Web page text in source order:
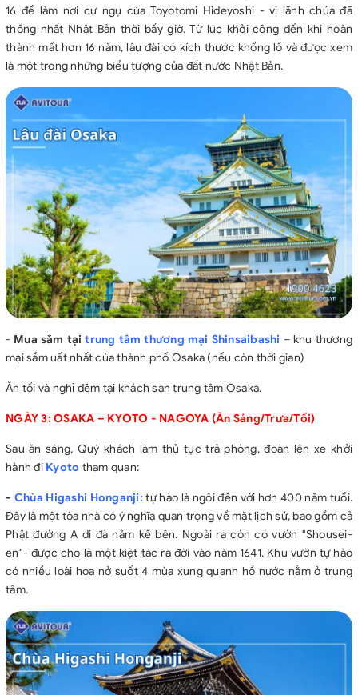
16 để làm nơi cư ngụ của Toyotomi Hideyoshi - vị lãnh chúa đã
thống nhất Nhật Bản thời bấy giờ. Từ lúc khởi công đến khi hoàn
thành mất hơn 16 năm, lâu đài có kích thước khổng lồ và được xem
là một trong những biểu tượng của đất nước Nhật Bản.
- Mua sắm tạitrung tâm thương mại Shinsaibashi – khu thương
mại sầm uất nhất của thành phố Osaka (nếu còn thời gian)
Ăn tối và nghỉ đêm tại khách sạn trung tâm Osaka.
NGÀY 3: OSAKA – KYOTO - NAGOYA (Ăn Sáng/Trưa/Tối)
Sau ăn sáng, Quý khách làm thủ tục trả phòng, đoàn lên xe khởi
hành đi Kyoto tham quan:
- Chùa Higashi Honganji: tự hào là ngôi đền với hơn 400 năm tuổi.
Đây là một tòa nhà có ý nghĩa quan trọng về mặt lịch sử, bao gồm cả
Phật đường A di đà nằm kế bên. Ngoài ra còn có vườn "Shousei-
en"- được cho là một kiệt tác ra đời vào năm 1641. Khu vườn tự hào
có nhiều loài hoa nở suốt 4 mùa xung quanh hồ nước nằm ở trung
tâm.